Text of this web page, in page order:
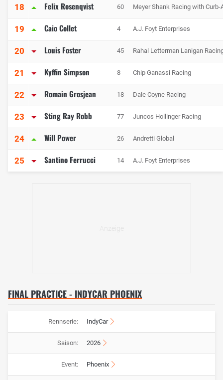
18 Felix Rosenqvist 60 Meyer Shank Racing with Curb-
19 Caio Collet 4 A.J. Foyt Enterprises
20 Louis Foster 45 Rahal Letterman Lanigan
21 Kyffin Simpson 8 Chip Ganassi Racing
22 Romain Grosjean 18 Dale Coyne Racing
23 Sting Ray Robb 77 Juncos Hollinger Racing
24 Will Power 26 Andretti Global
25 Santino Ferrucci 14 A.J. Foyt Enterprises
FINAL PRACTICE - INDYCAR PHOENIX
Rennserie: IndyCar
Saison: 2026
Event: Phoenix